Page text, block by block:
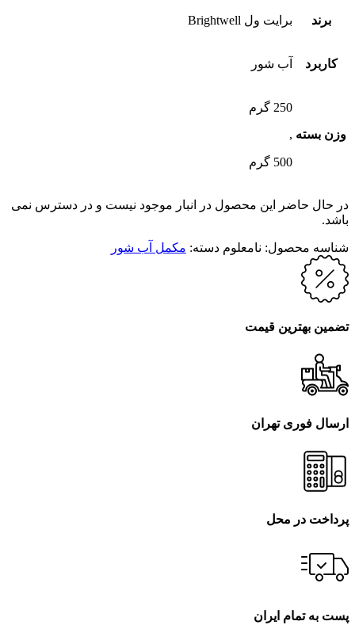
برند برایت ول Brightwell
کاربرد آب شور
وزن بسته
250 گرم
,
500 گرم
در حال حاضر این محصول در انبار موجود نیست و در دسترس نمی
باشد.
شناسه محصول: نامعلوم دسته: مکمل آب شور
تضمین بهترین قیمت
ارسال فوری تهران
پرداخت در محل
پست به تمام ایران